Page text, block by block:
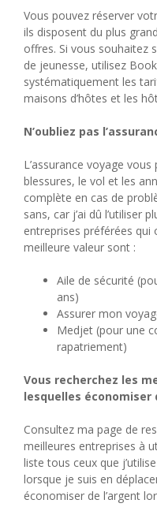
Vous pouvez réserver
ils disposent du plus
offres. Si vous souhaitez
de jeunesse, utilisez
systématiquement les
maisons d’hôtes et les
N’oubliez pas
L’assurance voyage
blessures, le vol et les
complète en cas de
sans, car j’ai dû l’utiliser
entreprises préférées qui
meilleure valeur sont :
Aile de sécurité
ans)
Assurer mon
Medjet (pour une
rapatriement)
Vous recherchez les
lesquelles économiser
Consultez ma page de
meilleures entreprises à
liste tous ceux que
lorsque je suis en
économiser de l’argent